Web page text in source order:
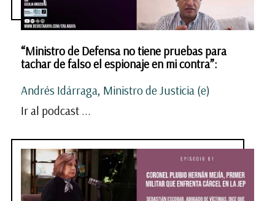
“Ministro de Defensa no tiene pruebas para
tachar de falso el espionaje en mi contra”:
Andrés Idárraga, Ministro de Justicia (e)
Ir al podcast ...